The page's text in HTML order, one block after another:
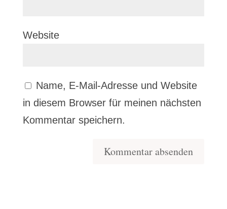
Website
Name, E-Mail-Adresse und Website
in diesem Browser für meinen nächsten
Kommentar speichern.